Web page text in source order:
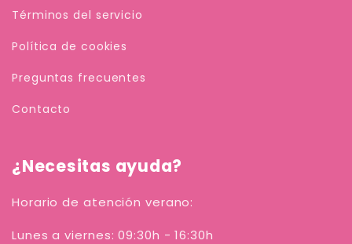
Términos del servicio
Política de cookies
Preguntas frecuentes
Contacto
¿Necesitas ayuda?
Horario de atención verano:
Lunes a viernes: 09:30h - 16:30h